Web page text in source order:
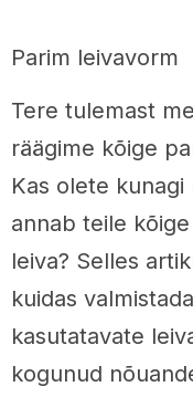
Parim leivavorm
Tere tulemast
räägime kõige
Kas olete
annab teile
leiva? Selles
kuidas
kasutatavate
kogunud